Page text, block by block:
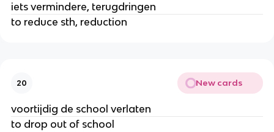
iets vermindere, terugdringen
to reduce sth, reduction
20 New cards
voortijdig de school verlaten
to drop out of school